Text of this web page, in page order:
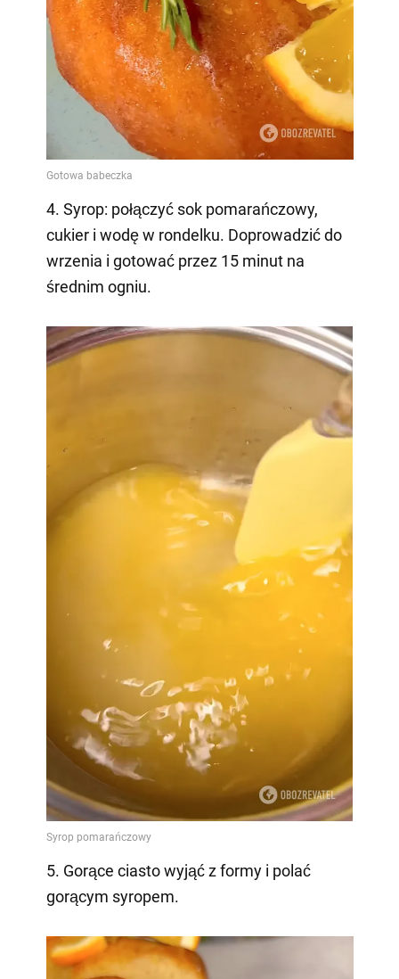
4. Syrop: połączyć sok pomarańczowy,
cukier i wodę w rondelku. Doprowadzić do
wrzenia i gotować przez 15 minut na
średnim ogniu.
5. Gorące ciasto wyjąć z formy i polać
gorącym syropem.